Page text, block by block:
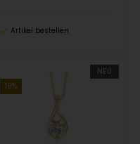
Artikel bestellen
NEU
19%